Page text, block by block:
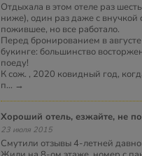
Отдыхала в этом отеле раз
ниже), один раз даже с внучкой
пожившее, но все работало.
Перед бронированием в
букинге: большинство
поеду!
К сож. , 2020 ковидный год,
п... →
Хороший отель, езжайте, не
23 июля 2015
Смутили отзывы 4-летней